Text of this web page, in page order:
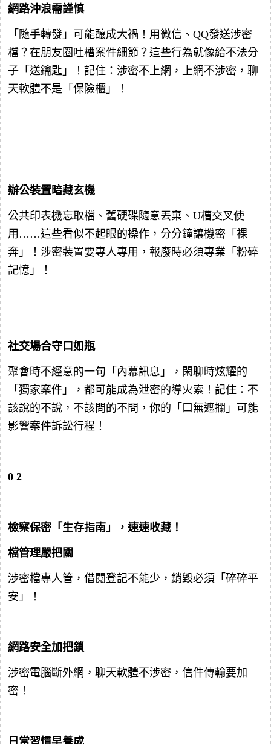
網路沖浪需謹慎
「隨手轉發」可能釀成大禍！用微信、QQ發送涉密
檔？在朋友圈吐槽案件細節？這些行為就像給不法分
子「送鑰匙」！記住：涉密不上網，上網不涉密，聊
天軟體不是「保險櫃」！
辦公裝置暗藏玄機
公共印表機忘取檔、舊硬碟隨意丟棄、U槽交叉使
用……這些看似不起眼的操作，分分鐘讓機密「裸
奔」！涉密裝置要專人專用，報廢時必須專業「粉碎
記憶」！
社交場合守口如瓶
聚會時不經意的一句「內幕訊息」，閑聊時炫耀的
「獨家案件」，都可能成為泄密的導火索！記住：不
該說的不說，不該問的不問，你的「口無遮攔」可能
影響案件訴訟行程！
0 2
檢察保密「生存指南」，速速收藏！
檔管理嚴把關
涉密檔專人管，借閱登記不能少，銷毀必須「碎碎平
安」！
網路安全加把鎖
涉密電腦斷外網，聊天軟體不涉密，信件傳輸要加
密！